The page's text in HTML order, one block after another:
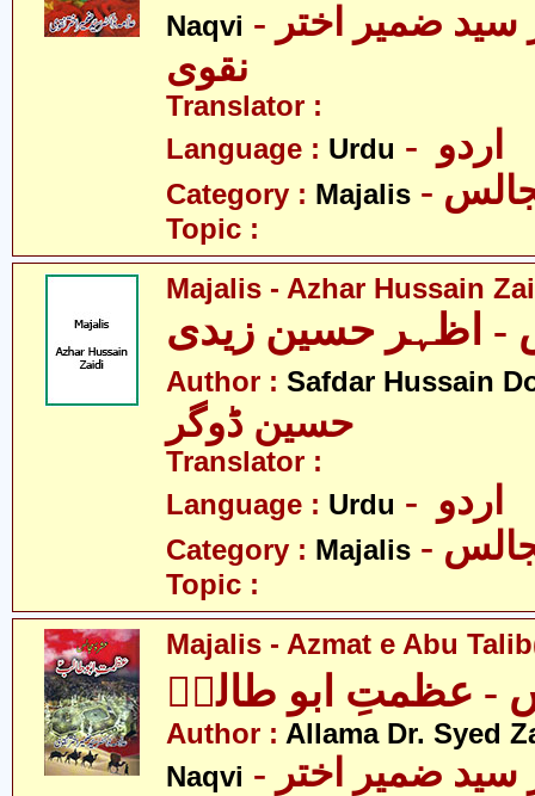
Naqvi - علامہ ڈاکٹر سید ضمیر اختر
نقوی
Translator :
Language : Urdu
Category : Majalis
Topic :
Majalis - Azhar Hussain
Author : Safdar Hussain
حسین ڈوگر
Translator :
Language : Urdu
Category : Majalis
Topic :
Majalis - Azmat e Abu
- عظمتِ ابو طالبؑ
Author : Allama Dr. Syed
Naqvi - علامہ ڈاکٹر سید ضمیر اختر